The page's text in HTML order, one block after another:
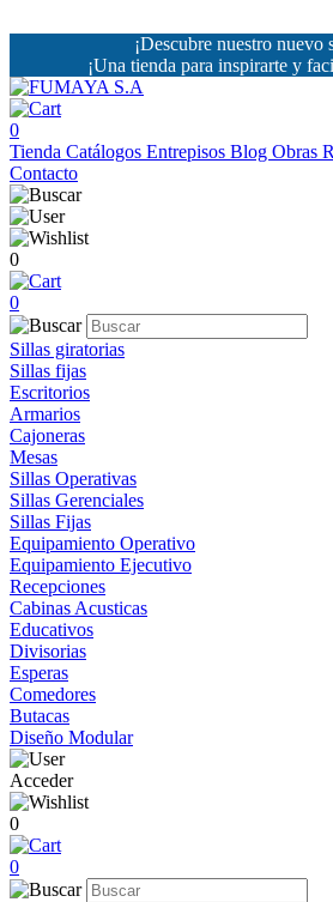
¡Descubre nuestro nuevo
¡Una tienda para inspirarte y
0
Tienda Catálogos Entrepisos Blog Obras
Contacto
0
0
Sillas giratorias
Sillas fijas
Escritorios
Armarios
Cajoneras
Mesas
Sillas Operativas
Sillas Gerenciales
Sillas Fijas
Equipamiento Operativo
Equipamiento Ejecutivo
Recepciones
Cabinas Acusticas
Educativos
Divisorias
Esperas
Comedores
Butacas
Diseño Modular
Acceder
0
0